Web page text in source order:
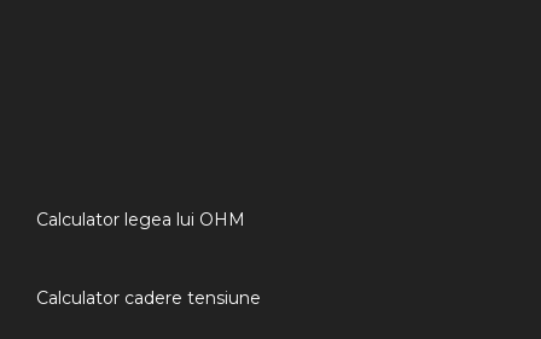
Calculator legea lui OHM
Calculator cadere tensiune